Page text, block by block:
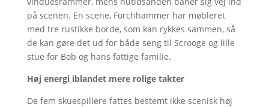
på scenen. En scene, Forchhammer har møbleret
med tre rustikke borde, som kan rykkes sammen, så
de kan gøre det ud for både seng til Scrooge og lille
stue for Bob og hans fattige familie.
Høj energi iblandet mere rolige takter
De fem skuespillere fattes bestemt ikke scenisk høj